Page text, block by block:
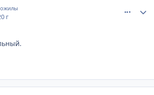
г